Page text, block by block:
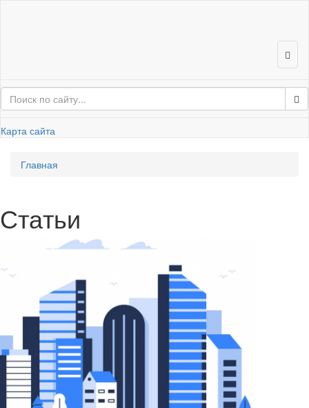
Карта сайта
Глав­ная
Ста­тьи